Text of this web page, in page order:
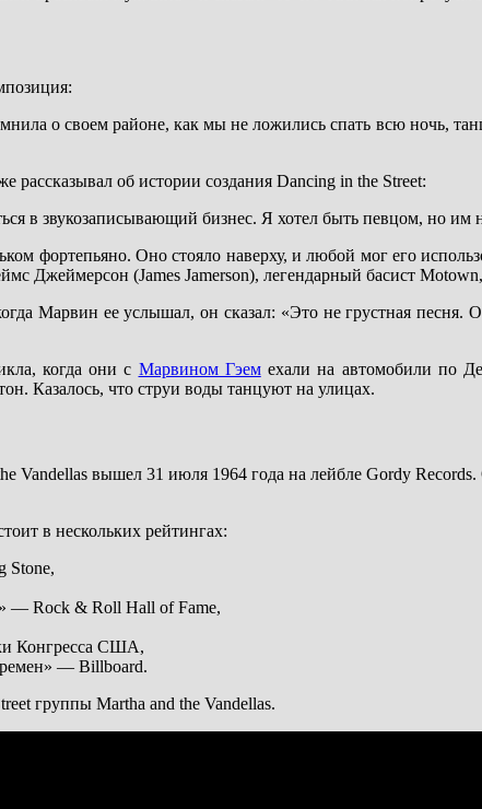
о своем районе, как мы не ложились спать всю ночь,
об истории создания Dancing in the Street:
в звукозаписывающий бизнес. Я хотел быть певцом, но
фортепьяно. Оно стояло наверху, и любой мог его
Джеймерсон (James Jamerson), легендарный басист
Марвин ее услышал, он сказал: «Это не грустная песня.
когда они с Марвином Гэемехали на автомобили по
Казалось, что струи воды танцуют на улицах.
Vandellas вышел 31 июля 1964 года на лейбле Gordy
в нескольких рейтингах:
Stone,
— Rock & Roll Hall of Fame,
Конгресса США,
— Billboard.
группы Martha and the Vandellas.